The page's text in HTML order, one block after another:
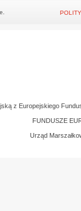
z Europejskiego
FUNDUSZE
Urząd